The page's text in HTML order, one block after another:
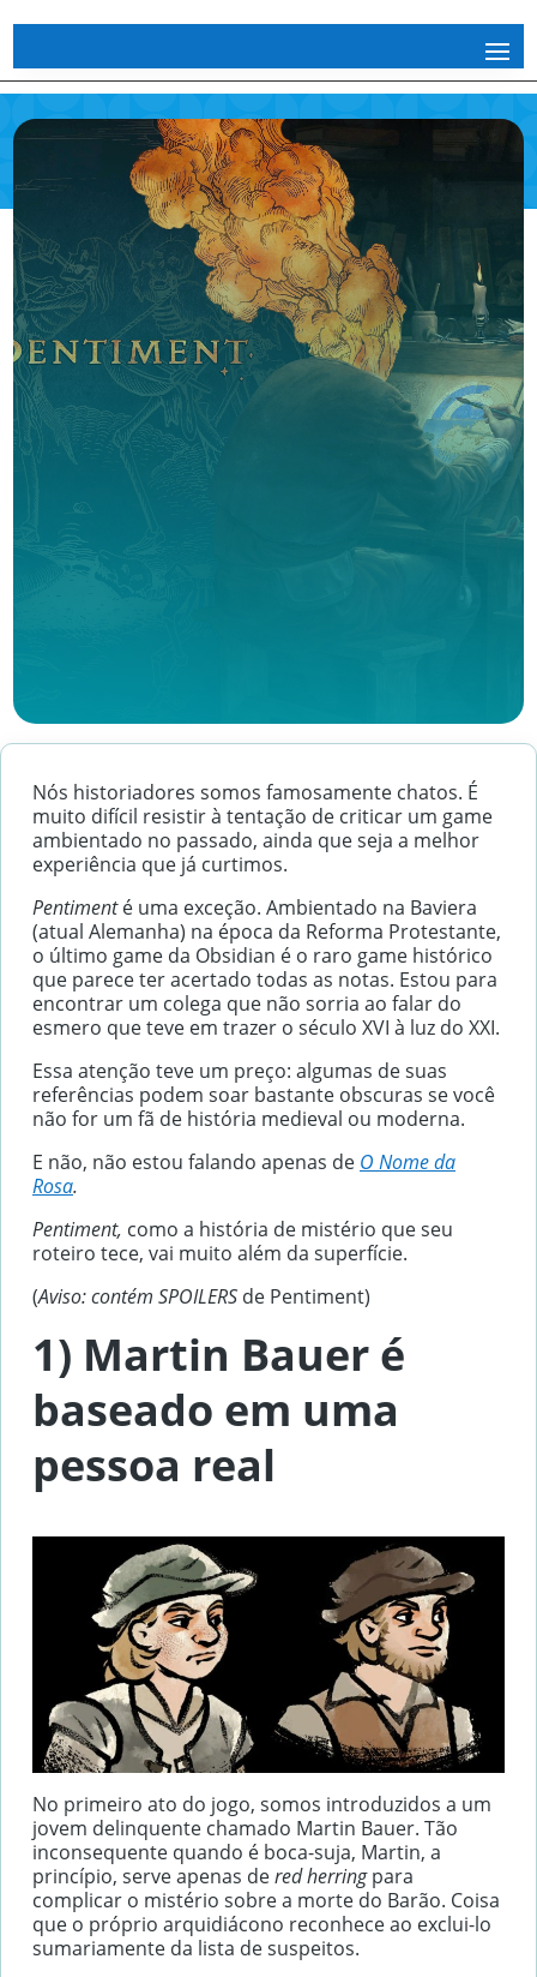
Nós historiadores somos famosamente chatos. É
muito difícil resistir à tentação de criticar um game
ambientado no passado, ainda que seja a melhor
experiência que já curtimos.
Pentimenté uma exceção. Ambientado na Baviera
(atual Alemanha) na época da Reforma Protestante,
o último game da Obsidian é o raro game histórico
que parece ter acertado todas as notas. Estou para
encontrar um colega que não sorria ao falar do
esmero que teve em trazer o século XVI à luz do XXI.
Essa atenção teve um preço: algumas de suas
referências podem soar bastante obscuras se você
não for um fã de história medieval ou moderna.
E não, não estou falando apenas de O Nome da
Rosa.
Pentiment, como a história de mistério que seu
roteiro tece, vai muito além da superfície.
(Aviso: contém SPOILERS de Pentiment)
1) Martin Bauer é
baseado em uma
pessoa real
No primeiro ato do jogo, somos introduzidos a um
jovem delinquente chamado Martin Bauer. Tão
inconsequente quando é boca-suja, Martin, a
princípio, serve apenas dered herringpara
complicar o mistério sobre a morte do Barão. Coisa
que o próprio arquidiácono reconhece ao exclui-lo
sumariamente da lista de suspeitos.